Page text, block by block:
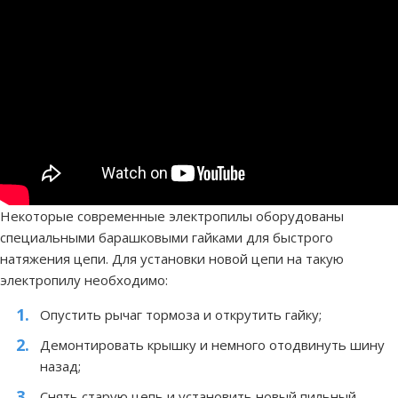
Некоторые современные электропилы оборудованы
специальными барашковыми гайками для быстрого
натяжения цепи. Для установки новой цепи на такую
электропилу необходимо:
Опустить рычаг тормоза и открутить гайку;
Демонтировать крышку и немного отодвинуть шину
назад;